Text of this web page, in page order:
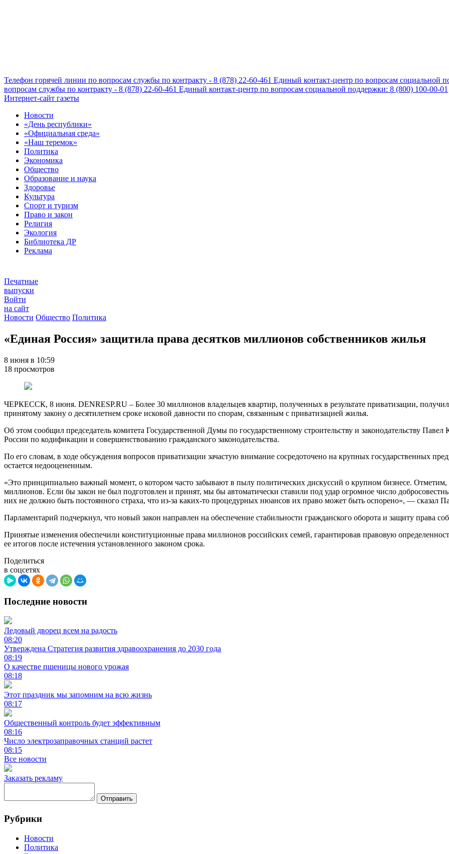
Телефон горячей линии по вопросам службы по контракту - 8 (878) 22-60-461 Единый контакт-центр по вопросам социальной
вопросам службы по контракту - 8 (878) 22-60-461 Единый контакт-центр по вопросам социальной поддержки: 8 (800) 100-00-01
Интернет-сайт газеты
Новости
«День республики»
«Официальная среда»
«Наш теремок»
Политика
Экономика
Общество
Образование и наука
Здоровье
Культура
Спорт и туризм
Право и закон
Религия
Экология
Библиотека ДР
Реклама
Печатные
выпуски
Войти
на сайт
Новости Общество Политика
«Единая Россия» защитила права десятков миллионов собственников жилья
8 июня в 10:59
18 просмотров
ЧЕРКЕССК, 8 июня. DENRESP.RU – Более 30 миллионов владельцев квартир, полученных в результате приватизации,
принятому закону о десятилетнем сроке исковой давности по спорам, связанным с приватизацией жилья.
Об этом сообщил председатель комитета Государственной Думы по государственному строительству и законодательству
России по кодификации и совершенствованию гражданского законодательства.
По его словам, в ходе обсуждения вопросов приватизации зачастую внимание сосредоточено на крупных государственных
остается недооцененным.
«Это принципиально важный момент, о котором часто забывают в пылу политических дискуссий о крупном бизнесе.
миллионов. Если бы закон не был подготовлен и принят, мы бы автоматически ставили под удар огромное число
них не должно быть постоянного страха, что из-за каких-то процедурных нюансов их право может быть оспорено», — сказал
Парламентарий подчеркнул, что новый закон направлен на обеспечение стабильности гражданского оборота и защиту права
Принятые изменения обеспечили конституционные права миллионов российских семей, гарантировав правовую
ее итогов после истечения установленного законом срока.
Поделиться
в соцсетях
Последние новости
Ледовый дворец всем на радость
08:20
Утверждена Стратегия развития здравоохранения до 2030 года
08:19
О качестве пшеницы нового урожая
08:18
Этот праздник мы запомним на всю жизнь
08:17
Общественный контроль будет эффективным
08:16
Число электрозаправочных станций растет
08:15
Все новости
Заказать рекламу
Отправить
Рубрики
Новости
Политика